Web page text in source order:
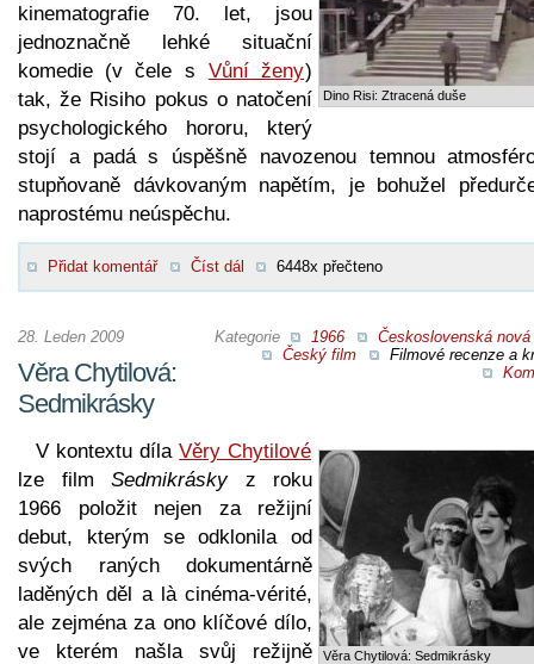
Dino Risi: Ztracená duše
kinematografie 70. let, jsou
jednoznačně lehké situační
komedie (v čele s Vůní ženy)
tak, že Risiho pokus o natočení
psychologického hororu, který
stojí a padá s úspěšně navozenou temnou
stupňovaně dávkovaným napětím, je bohužel
naprostému neúspěchu.
Přidat komentář Číst dál 6448x přečteno
Kategorie 1966
Československá nová
Český film
Filmové recenze a
28. Leden 2009
Věra Chytilová:
Sedmikrásky
Věra Chytilová: Sedmikrásky
V kontextu díla Věry Chytilové
lze film Sedmikráskyz roku
1966 položit nejen za režijní
debut, kterým se odklonila od
svých raných dokumentárně
laděných děl a là cinéma-vérité,
ale zejména za ono klíčové dílo,
ve kterém našla svůj režijně